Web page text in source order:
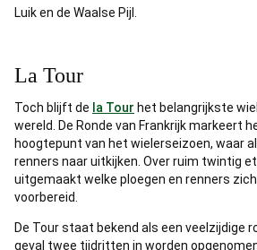
Luik en de Waalse Pijl.
La Tour
Toch blijft de la Tour het belangrijkste
wereld. De Ronde van Frankrijk markeert
hoogtepunt van het wielerseizoen, waar
renners naar uitkijken. Over ruim twintig
uitgemaakt welke ploegen en renners
voorbereid.
De Tour staat bekend als een veelzijdige
geval twee tijdritten in worden